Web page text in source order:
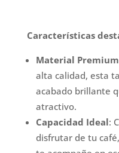
Características
Material Premium
alta calidad, esta
acabado brillante
atractivo.
Capacidad Ideal:
disfrutar de tu